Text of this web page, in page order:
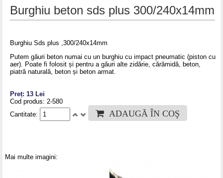
Burghiu beton sds plus 300/240x14mm
Burghiu Sds plus ,300/240x14mm
Putem găuri beton numai cu un burghiu cu impact pneumatic (piston cu
aer). Poate fi folosit și pentru a găuri alte zidărie, cărămidă, beton,
piatră naturală, beton și beton armat.
Preț: 13 Lei
Cod produs: 2-580
Cantitate:
ADAUGĂ ÎN COŞ
Mai multe imagini: